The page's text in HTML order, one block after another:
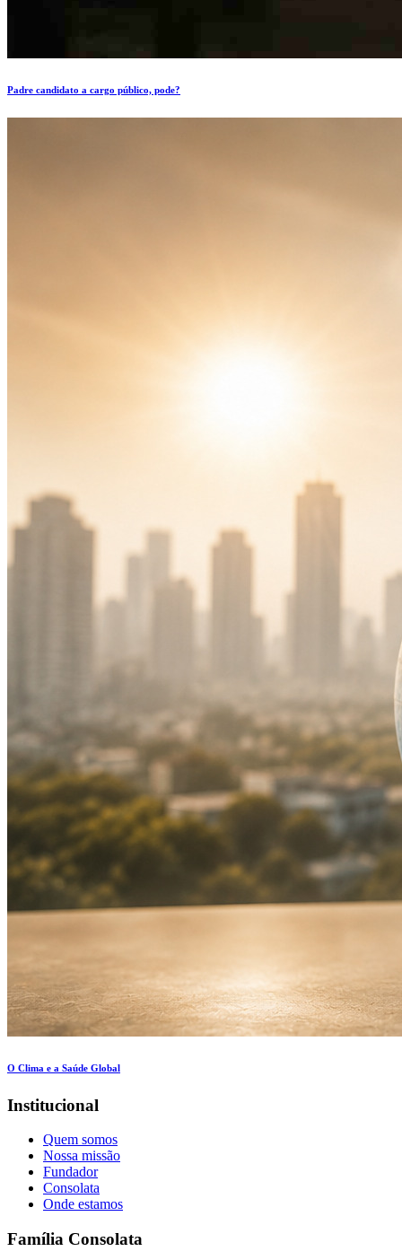
Padre candidato a cargo público, pode?
O Clima e a Saúde Global
Institucional
Quem somos
Nossa missão
Fundador
Consolata
Onde estamos
Família Consolata